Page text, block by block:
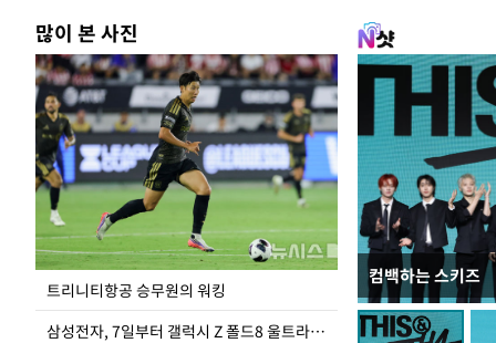
많이 본 사진
트리니티항공 승무원의 워킹
삼성전자, 7일부터 갤럭시 Z 폴드8 울트라·폴드8·플립8 출시
컴백하는 스키즈
입추 하루 앞둔
폭염